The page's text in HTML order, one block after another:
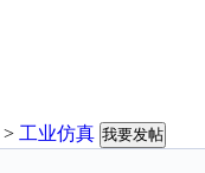
> 工业仿真 我要发帖